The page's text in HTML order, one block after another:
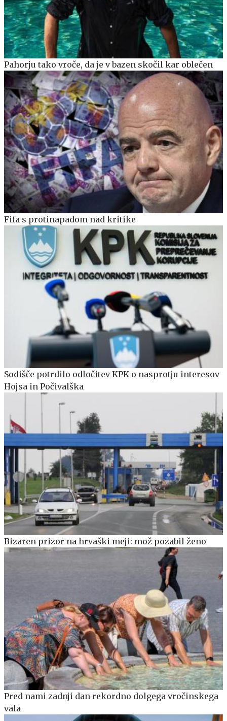
Pahorju tako vroče, da je v bazen skočil kar oblečen
Fifa s protinapadom nad kritike
Sodišče potrdilo odločitev KPK o nasprotju interesov
Hojsa in Počivalška
Bizaren prizor na hrvaški meji: mož pozabil ženo
Pred nami zadnji dan rekordno dolgega vročinskega
vala